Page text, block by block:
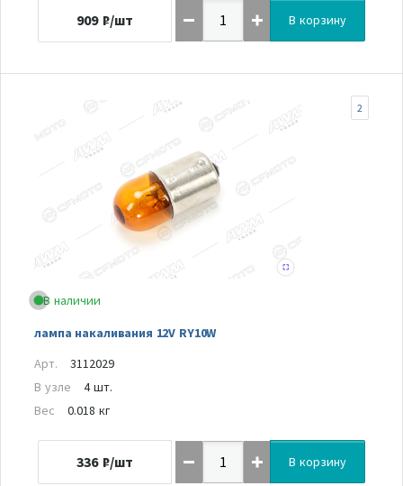
909 ₽/шт В корзину
В наличии
лампа накаливания 12V RY10W
2
Арт.
3112029
В узле
4 шт.
Вес
0.018 кг
336 ₽/шт В корзину